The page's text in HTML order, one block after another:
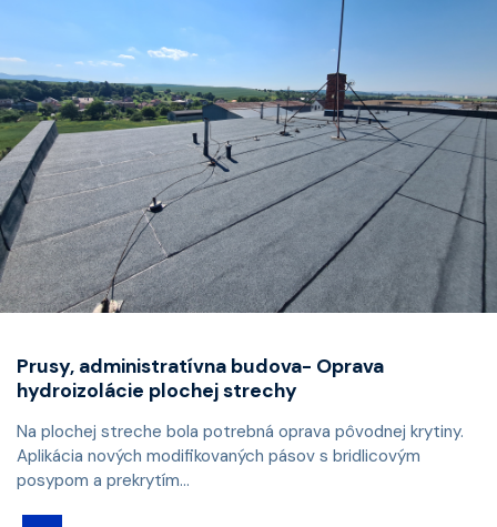
Prusy, administratívna budova- Oprava
hydroizolácie plochej strechy
Na plochej streche bola potrebná oprava pôvodnej krytiny.
Aplikácia nových modifikovaných pásov s bridlicovým
posypom a prekrytím...